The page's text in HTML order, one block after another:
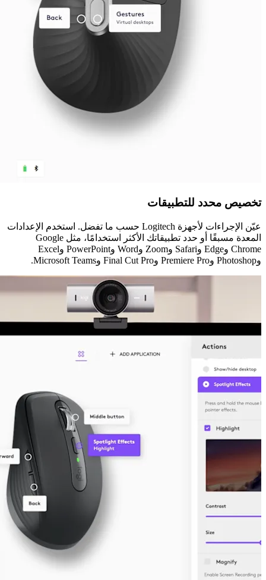
تخصيص محدد للتطبيقات
عيّن الإجراءات لأجهزة Logitech حسب ما تفضل. استخدم الإعدادات
المعدة مسبقًا أو حدد تطبيقاتك الأكثر استخدامًا، مثل Google
Chrome وEdge وSafari وZoom وWord وPowerPoint وExcel
وPhotoshop وPremiere Pro وFinal Cut Pro وMicrosoft Teams.